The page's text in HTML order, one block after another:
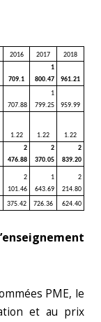
2016 2017 2018
709.1
1
800.47
961.21
707.88
1
799.25
959.99
1.22 1.22 1.22
2
476.88
2
370.05
2
839.20
2
101.46
1
643.69
2
214.80
375.42 726.36 624.40
PME, le
et au prix